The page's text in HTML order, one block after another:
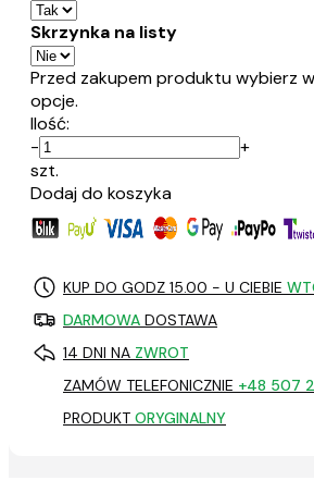
Skrzynka na listy
Przed zakupem produktu wybierz
opcje.
Ilość:
-
+
szt.
Dodaj do koszyka
KUP DO GODZ 15.00 - U CIEBIE
DARMOWA DOSTAWA
14 DNI NA ZWROT
ZAMÓW TELEFONICZNIE +48 507
PRODUKT ORYGINALNY